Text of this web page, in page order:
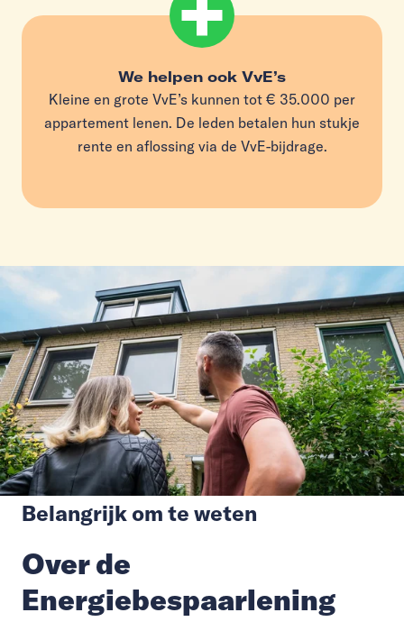
We helpen ook VvE’s
Kleine en grote VvE’s kunnen tot € 35.000 per
appartement lenen. De leden betalen hun stukje
rente en aflossing via de VvE-bijdrage.
Belangrijk om te weten
Over de
Energiebespaarlening